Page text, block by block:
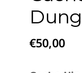
€50,00